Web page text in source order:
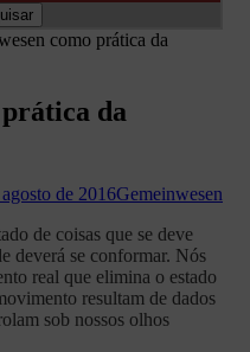
como prática da
da
agosto de 2016Gemeinwesen
de coisas que se deve
deverá se conformar. Nós
real que elimina o estado
resultam de dados
sob nossos olhos